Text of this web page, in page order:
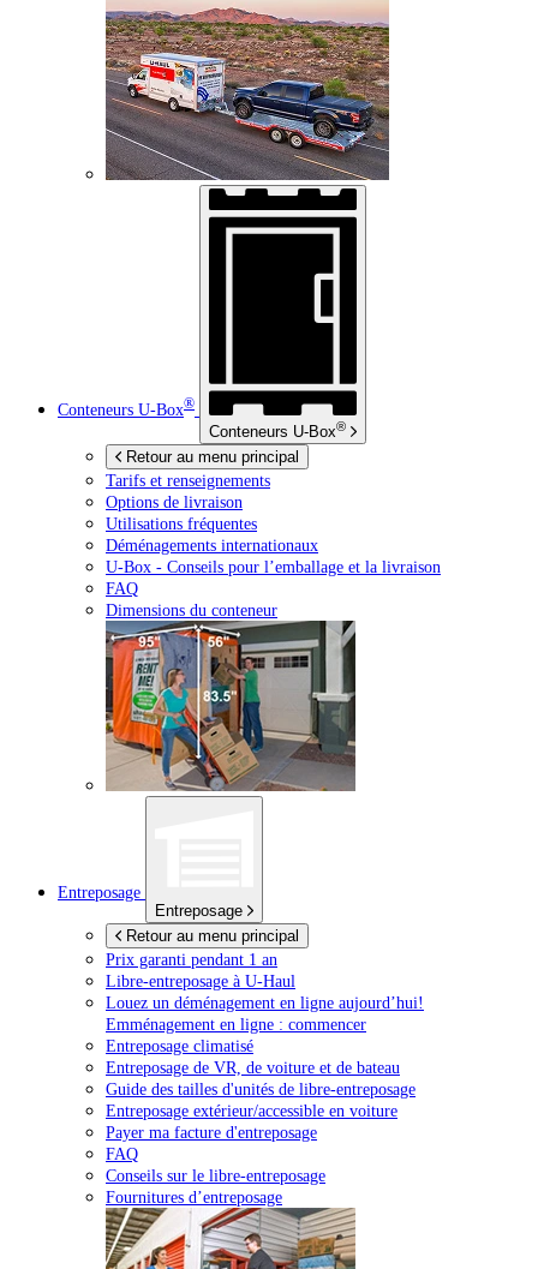
Conteneurs U-Box®
Conteneurs U-Box®
Retour au menu principal
Tarifs et renseignements
Options de livraison
Utilisations fréquentes
Déménagements internationaux
U-Box - Conseils pour l’emballage et la livraison
FAQ
Dimensions du conteneur
Entreposage
Entreposage
Retour au menu principal
Prix garanti pendant 1 an
Libre-entreposage à U-Haul
Louez un déménagement en ligne aujourd’hui!
Emménagement en ligne : commencer
Entreposage climatisé
Entreposage de VR, de voiture et de bateau
Guide des tailles d'unités de libre-entreposage
Entreposage extérieur/accessible en voiture
Payer ma facture d'entreposage
FAQ
Conseils sur le libre-entreposage
Fournitures d’entreposage